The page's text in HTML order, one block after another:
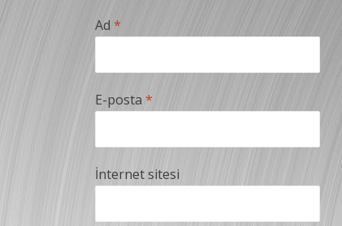
Ad *
E-posta *
İnternet sitesi